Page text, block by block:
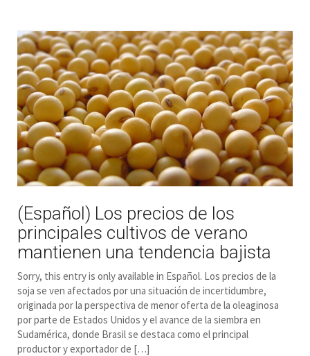
(Español) Los precios de los
principales cultivos de verano
mantienen una tendencia bajista
Sorry, this entry is only available in Español. Los precios de la
soja se ven afectados por una situación de incertidumbre,
originada por la perspectiva de menor oferta de la oleaginosa
por parte de Estados Unidos y el avance de la siembra en
Sudamérica, donde Brasil se destaca como el principal
productor y exportador de […]